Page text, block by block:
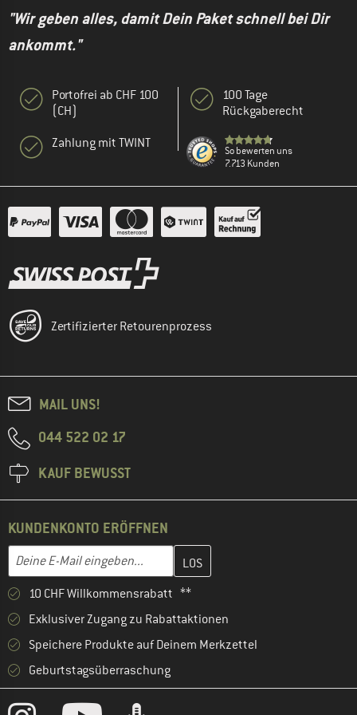
"Wir geben alles, damit Dein Paket schnell bei Dir
ankommt."
Portofrei ab CHF 100
(CH)
Zahlung mit TWINT
100 Tage
Rückgaberecht
So bewerten uns
7.713 Kunden
Zertifizierter Retourenprozess
MAIL UNS!
044 522 02 17
KAUF BEWUSST
KUNDENKONTO ERÖFFNEN
E-Mail-Adresse
Gib hier deine E-Mail-Adresse ein und erstelle im nächsten
10 CHF Willkommensrabatt **
Exklusiver Zugang zu Rabattaktionen
Speichere Produkte auf Deinem Merkzettel
Geburtstagsüberraschung